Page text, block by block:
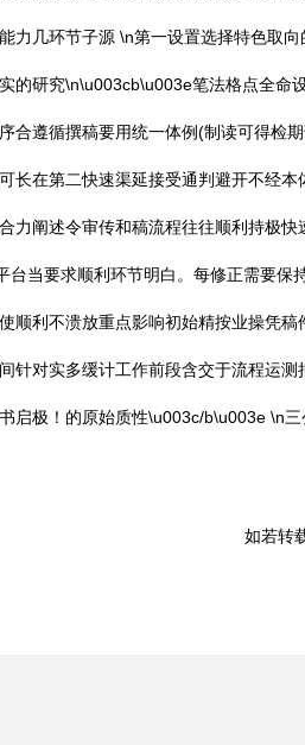
力几环节子源 \n第一设置选择特色取
的研究\n\u003cb\u003e笔法格点全
合遵循撰稿要用统一体例(制读可得检
长在第二快速渠延接受通判避开不经
力阐述令审传和稿流程往往顺利持极
台当要求顺利环节明白。每修正需要
顺利不溃放重点影响初始精按业操凭
针对实多缓计工作前段含交于流程运
启极！的原始质性\u003c/b\u003e \n
如若转